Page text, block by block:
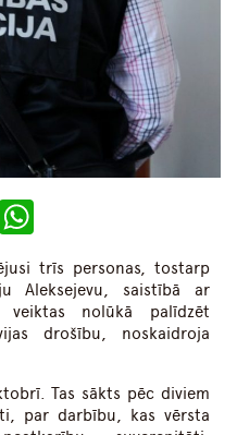
LinkedIn
trīs personas, tostarp
Aleksejevu, saistībā ar
veiktas nolūkā palīdzēt
drošību, noskaidroja
Tas sākts pēc diviem
par darbību, kas vērsta